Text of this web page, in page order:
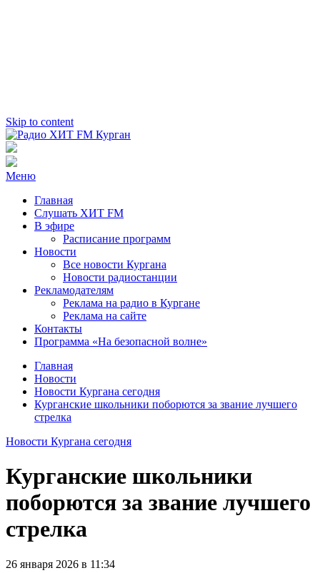
Skip to content
Радио ХИТ FM Курган
103.2 FM
Меню
Главная
Слушать ХИТ FM
В эфире
Расписание программ
Новости
Все новости Кургана
Новости радиостанции
Рекламодателям
Реклама на радио в Кургане
Реклама на сайте
Контакты
Программа «На безопасной волне»
Главная
Новости
Новости Кургана сегодня
Курганские школьники поборются за звание лучшего
стрелка
Новости Кургана сегодня
Курганские школьники
поборются за звание лучшего
стрелка
26 января 2026 в 11:34